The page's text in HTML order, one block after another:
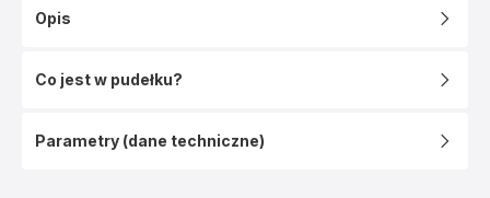
Opis
Co jest w pudełku?
Parametry (dane techniczne)